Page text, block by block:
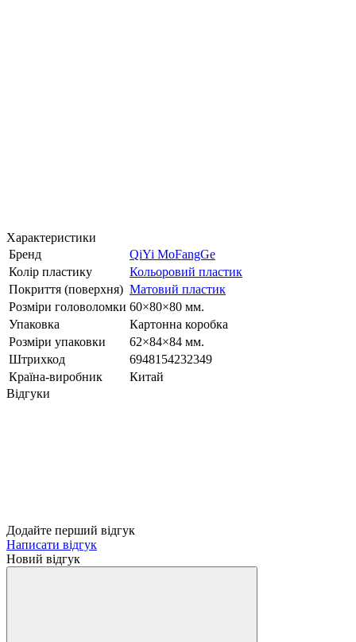
Характеристики
Бренд
QiYi MoFangGe
Колір пластику
Кольоровий пластик
Покриття (поверхня) Матовий пластик
Розміри головоломки 60×80×80 мм.
Упаковка
Картонна коробка
Розміри упаковки
62×84×84 мм.
Штрихкод
6948154232349
Країна-виробник
Китай
Відгуки
Додайте перший відгук
Написати відгук
Новий відгук